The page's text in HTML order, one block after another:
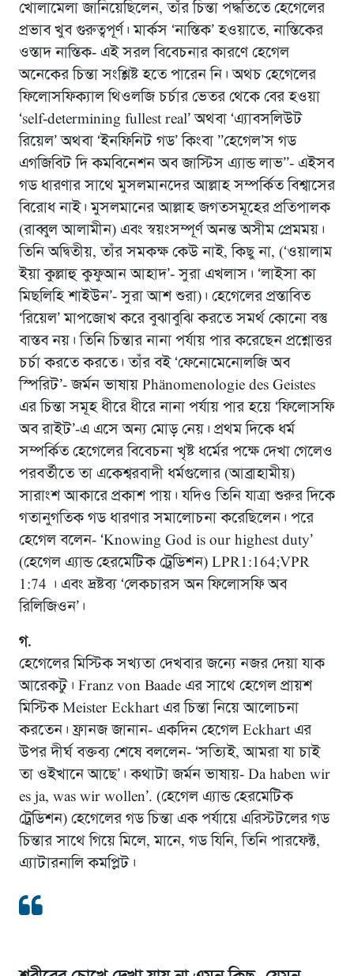
খোলামেলা জানিয়েছিলেন, তাঁর চিন্তা পদ্ধতিতে হেগেলের
প্রভাব খুব গুরুত্বপূর্ণ। মার্কস ‘নাস্তিক’ হওয়াতে, নাস্তিকের
ওস্তাদ নাস্তিক- এই সরল বিবেচনার কারণে হেগেল
অনেকের চিন্তা সংশ্লিষ্ট হতে পারেন নি। অথচ হেগেলের
ফিলোসফিক্যাল থিওলজি চর্চার ভেতর থেকে বের হওয়া
‘self-determining fullest real’ অথবা ‘এ্যাবসলিউট
রিয়েল’ অথবা ‘ইনফিনিট গড’ কিংবা ”হেগেল’স গড
এগজিবিট দি কমবিনেশন অব জাস্টিস এ্যান্ড লাভ”- এইসব
গড ধারণার সাথে মুসলমানদের আল্লাহ সম্পর্কিত বিশ্বাসের
বিরোধ নাই। মুসলমানের আল্লাহ জগতসমূহের প্রতিপালক
(রাব্বুল আলামীন) এবং স্বয়ংসম্পূর্ণ অনন্ত অসীম প্রেমময়।
তিনি অদ্বিতীয়, তাঁর সমকক্ষ কেউ নাই, কিছু না, (‘ওয়ালাম
ইয়া কুল্লাহু কুফুআন আহাদ’- সুরা এখলাস। ‘লাইসা কা
মিছলিহি শাইউন’- সুরা আশ শুরা)। হেগেলের প্রস্তাবিত
‘রিয়েল’ মাপজোখ করে বুঝাবুঝি করতে সমর্থ কোনো বস্তু
বাস্তব নয়। তিনি চিন্তার নানা পর্যায় পার করেছেন প্রশ্নোত্তর
চর্চা করতে করতে। তাঁর বই ‘ফেনোমেনোলজি অব
স্পিরিট’- জর্মন ভাষায় Phänomenologie des Geistes
এর চিন্তা সমূহ ধীরে ধীরে নানা পর্যায় পার হয়ে ‘ফিলোসফি
অব রাইট’-এ এসে অন্য মোড় নেয়। প্রথম দিকে ধর্ম
সম্পর্কিত হেগেলের বিবেচনা খৃষ্ট ধর্মের পক্ষে দেখা গেলেও
পরবর্তীতে তা একেশ্বরবাদী ধর্মগুলোর (আব্রাহামীয়)
সারাংশ আকারে প্রকাশ পায়। যদিও তিনি যাত্রা শুরুর দিকে
গতানুগতিক গড ধারণার সমালোচনা করেছিলেন। পরে
হেগেল বলেন- ‘Knowing God is our highest duty’
(হেগেল এ্যান্ড হেরমেটিক ট্রেডিশন) LPR1:164;VPR
1:74 । এবং দ্রষ্টব্য ‘লেকচারস অন ফিলোসফি অব
রিলিজিওন’।
গ.
হেগেলের মিস্টিক সখ্যতা দেখবার জন্যে নজর দেয়া যাক
আরেকটু। Franz von Baade এর সাথে হেগেল প্রায়শ
মিস্টিক Meister Eckhart এর চিন্তা নিয়ে আলোচনা
করতেন। ফ্রানজ জানান- একদিন হেগেল Eckhart এর
উপর দীর্ঘ বক্তব্য শেষে বললেন- ‘সত্যিই, আমরা যা চাই
তা ওইখানে আছে’। কথাটা জর্মন ভাষায়- Da haben wir
es ja, was wir wollen’. (হেগেল এ্যান্ড হেরমেটিক
ট্রেডিশন) হেগেলের গড চিন্তা এক পর্যায়ে এরিস্টটলের গড
চিন্তার সাথে গিয়ে মিলে, মানে, গড যিনি, তিনি পারফেক্ট,
এ্যাটারনালি কমপ্লিট।